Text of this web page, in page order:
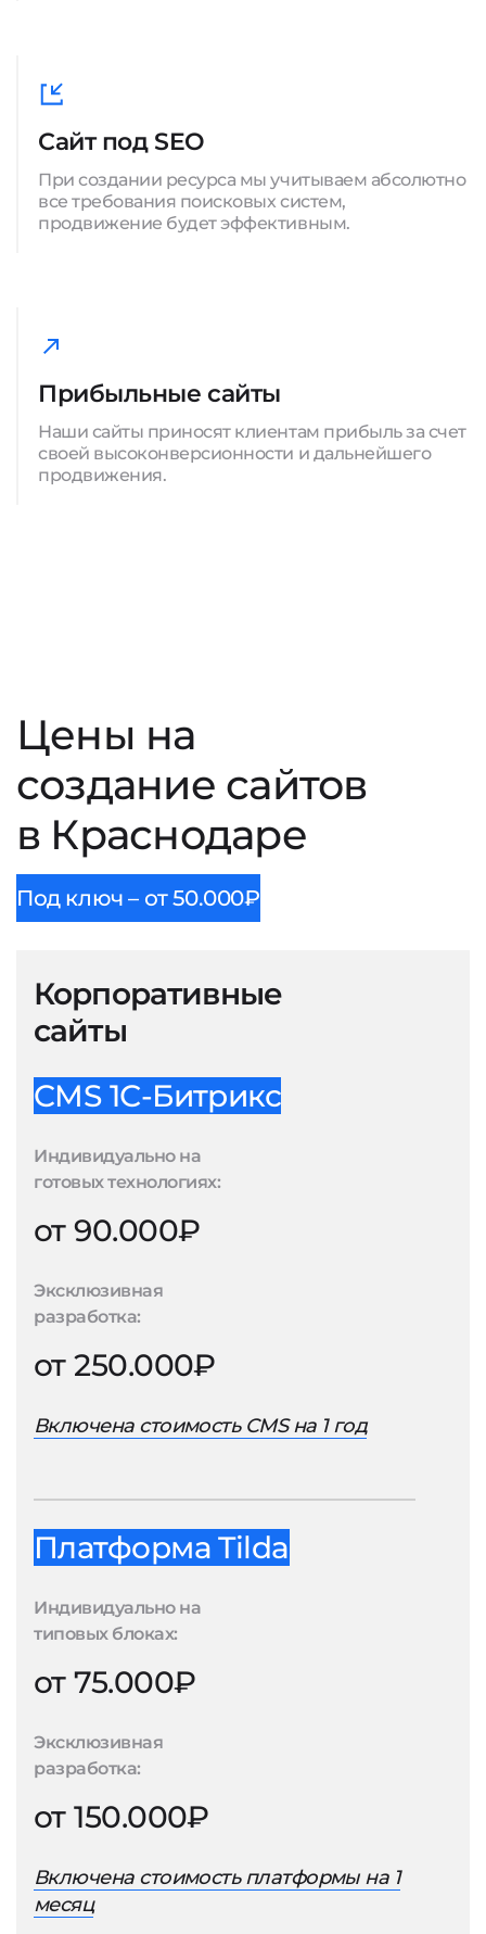
Сайт под SEO
При создании ресурса мы учитываем абсолютно
все требования поисковых систем,
продвижение будет эффективным.
Прибыльные сайты
Наши сайты приносят клиентам прибыль за счет
своей высоконверсионности и дальнейшего
продвижения.
Цены на
создание сайтов
в Краснодаре
Под ключ – от 50.000₽
Корпоративные
сайты
CMS 1С-Битрикс
Индивидуально на
готовых технологиях:
от 90.000₽
Эксклюзивная
разработка:
от 250.000₽
Включена стоимость CMS на 1 год
Платформа Tilda
Индивидуально на
типовых блоках:
от 75.000₽
Эксклюзивная
разработка:
от 150.000₽
Включена стоимость платформы на 1
месяц